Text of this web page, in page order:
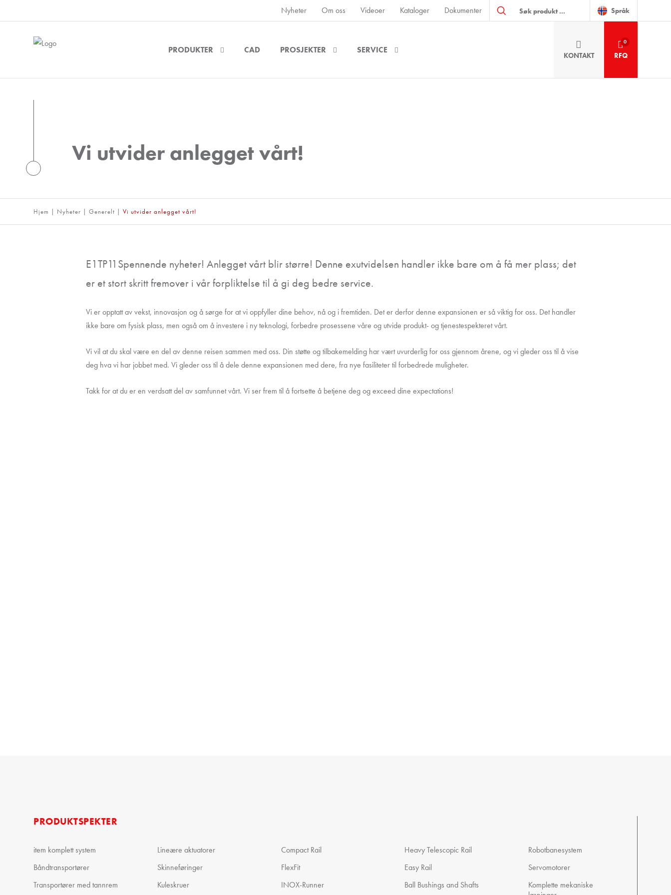
Nyheter Om oss Videoer Kataloger Dokumenter search Språk
PRODUKTER CAD PROSJEKTER SERVICE
KONTAKT
0
RFQ
Vi utvider anlegget vårt!
Hjem | Nyheter |Generelt |Vi utvider anlegget vårt!
E1TP11Spennende nyheter! Anlegget vårt blir større! Denne exutvidelsen handler ikke bare om å få mer plass; det
er et stort skritt fremover i vår forpliktelse til å gi deg bedre service.
Vi er opptatt av vekst, innovasjon og å sørge for at vi oppfyller dine behov, nå og i fremtiden. Det er derfor denne expansionen er så viktig for oss. Det handler
ikke bare om fysisk plass, men også om å investere i ny teknologi, forbedre prosessene våre og utvide produkt- og tjenestespekteret vårt.
Vi vil at du skal være en del av denne reisen sammen med oss. Din støtte og tilbakemelding har vært uvurderlig for oss gjennom årene, og vi gleder oss til å vise
deg hva vi har jobbet med. Vi gleder oss til å dele denne expansionen med dere, fra nye fasiliteter til forbedrede muligheter.
Takk for at du er en verdsatt del av samfunnet vårt. Vi ser frem til å fortsette å betjene deg og exceed dine expectations!
PRODUKTSPEKTER
item komplett system
Båndtransportører
Transportører med tannrem
Lineære aktuatorer
Skinneføringer
Kuleskruer
Compact Rail
FlexFit
INOX-Runner
Heavy Telescopic Rail
Easy Rail
Ball Bushings and Shafts
Robotbanesystem
Servomotorer
Komplette mekaniske